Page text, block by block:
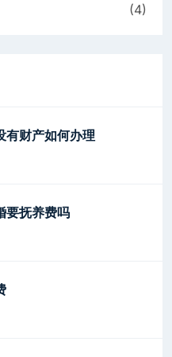
(4)
有财产如何办理
要抚养费吗